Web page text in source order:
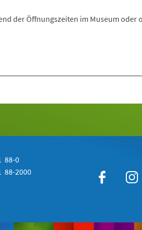
der Öffnungszeiten im Museum oder
88-0
88-2000